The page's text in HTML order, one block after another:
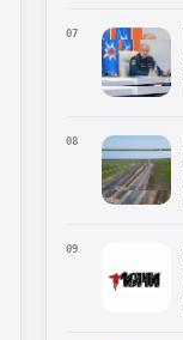
07
08
09